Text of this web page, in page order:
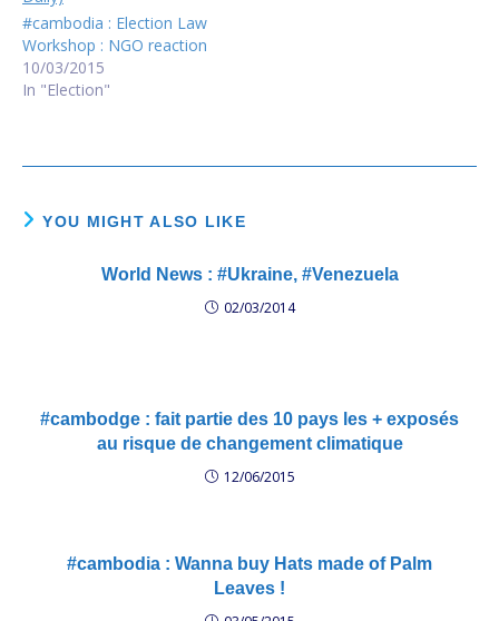
#cambodia : Election Law
Workshop : NGO reaction
10/03/2015
In "Election"
YOU MIGHT ALSO LIKE
World News : #Ukraine, #Venezuela
02/03/2014
#cambodge : fait partie des 10 pays les + exposés
au risque de changement climatique
12/06/2015
#cambodia : Wanna buy Hats made of Palm
Leaves !